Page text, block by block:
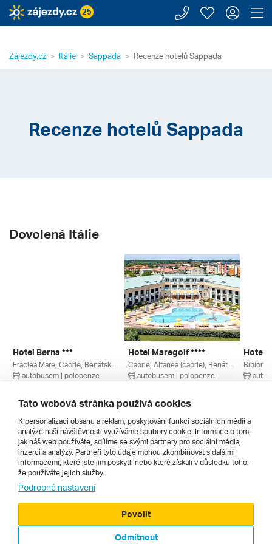
25 Zavolejte
Moje
Zájezdy.cz Itálie Sappada Recenze hotelů Sappada
Recenze hotelů Sappada
Dovolená Itálie
Hotel Berna ***
autobusem | polopenze
20 570 Kč
Hotel Maregolf ****
autobusem | polopenze
21 660 Kč
Hotel
Všechny
Cestopisy
Tato webová stránka používá cookies
K personalizaci obsahu a reklam, poskytování funkcí sociálních médií a
analýze naší návštěvnosti využíváme soubory cookie. Informace o tom,
jak náš web používáte, sdílíme se svými partnery pro sociální média,
inzerci a analýzy. Partneři tyto údaje mohou zkombinovat s dalšími
informacemi, které jste jim poskytli nebo které získali v důsledku toho,
že používáte jejich služby.
Podrobné nastavení
Odmítnout
Povolit